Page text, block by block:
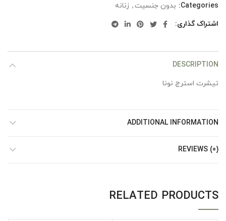
Categories: بدون جنسیت , زنانه
اشتراک گذاری
DESCRIPTION
تیشرت استرج نونا
ADDITIONAL INFORMATION
REVIEWS (0)
RELATED PRODUCTS